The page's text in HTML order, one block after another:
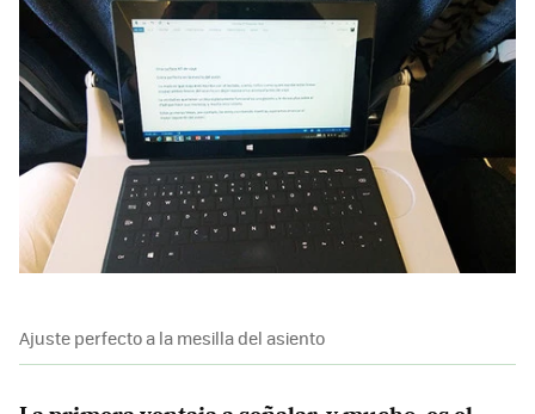
Ajuste perfecto a la mesilla del asiento